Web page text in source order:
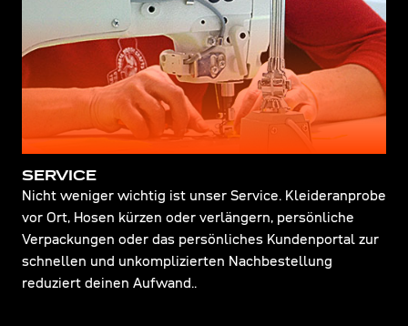
SERVICE
Nicht weniger wichtig ist unser Service. Kleideranprobe
vor Ort, Hosen kürzen oder verlängern, persönliche
Verpackungen oder das persönliches Kundenportal zur
schnellen und unkomplizierten Nachbestellung
reduziert deinen Aufwand..